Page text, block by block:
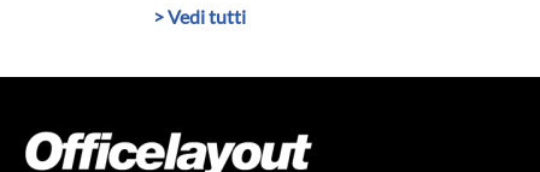
> Vedi tutti